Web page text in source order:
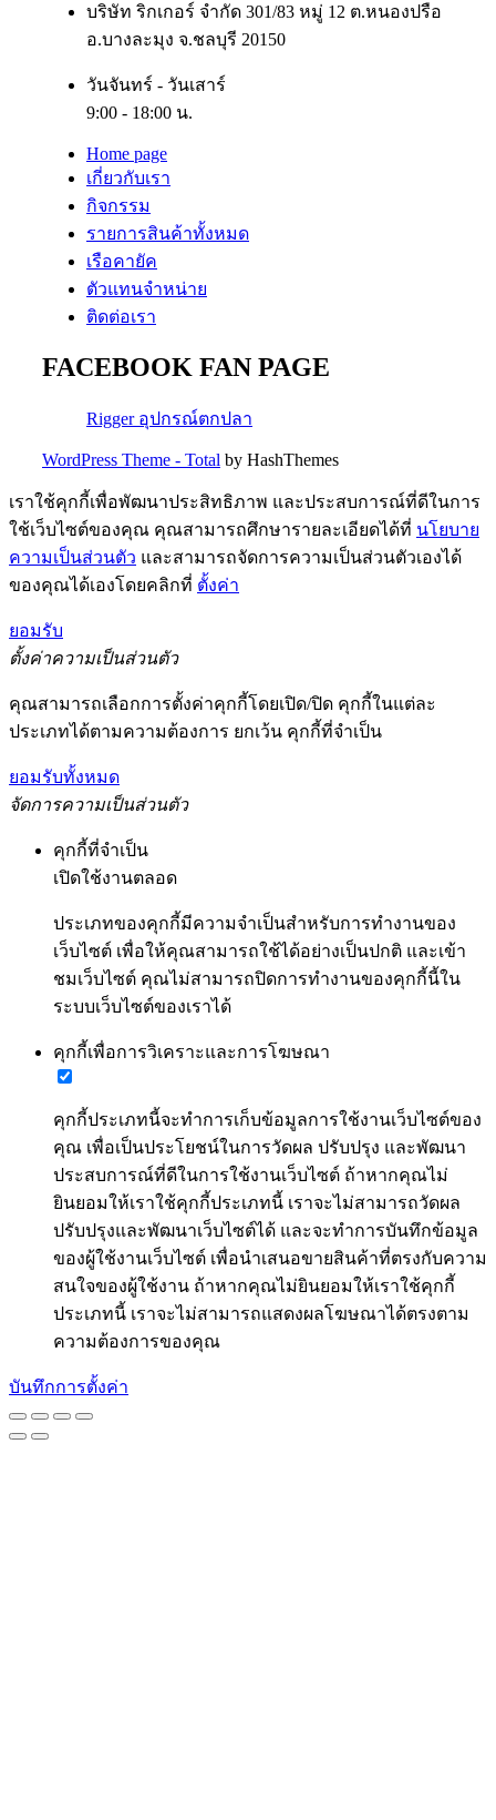
บริษัท ริกเกอร์ จำกัด 301/83 หมู่ 12 ต.หนองปรือ
อ.บางละมุง จ.ชลบุรี 20150
วันจันทร์ - วันเสาร์
9:00 - 18:00 น.
Home page
เกี่ยวกับเรา
กิจกรรม
รายการสินค้าทั้งหมด
เรือคายัค
ตัวแทนจำหน่าย
ติดต่อเรา
FACEBOOK FAN PAGE
Rigger อุปกรณ์ตกปลา
WordPress Theme - Total by HashThemes
เราใช้คุกกี้เพื่อพัฒนาประสิทธิภาพ และประสบการณ์ที่ดีในการ
ใช้เว็บไซต์ของคุณ คุณสามารถศึกษารายละเอียดได้ที่ นโยบาย
ความเป็นส่วนตัว และสามารถจัดการความเป็นส่วนตัวเองได้
ของคุณได้เองโดยคลิกที่ ตั้งค่า
ยอมรับ
ตั้งค่าความเป็นส่วนตัว
คุณสามารถเลือกการตั้งค่าคุกกี้โดยเปิด/ปิด คุกกี้ในแต่ละ
ประเภทได้ตามความต้องการ ยกเว้น คุกกี้ที่จำเป็น
ยอมรับทั้งหมด
จัดการความเป็นส่วนตัว
คุกกี้ที่จำเป็น
เปิดใช้งานตลอด
ประเภทของคุกกี้มีความจำเป็นสำหรับการทำงานของ
เว็บไซต์ เพื่อให้คุณสามารถใช้ได้อย่างเป็นปกติ และเข้า
ชมเว็บไซต์ คุณไม่สามารถปิดการทำงานของคุกกี้นี้ใน
ระบบเว็บไซต์ของเราได้
คุกกี้เพื่อการวิเคราะและการโฆษณา
คุกกี้ประเภทนี้จะทำการเก็บข้อมูลการใช้งานเว็บไซต์ของ
คุณ เพื่อเป็นประโยชน์ในการวัดผล ปรับปรุง และพัฒนา
ประสบการณ์ที่ดีในการใช้งานเว็บไซต์ ถ้าหากคุณไม่
ยินยอมให้เราใช้คุกกี้ประเภทนี้ เราจะไม่สามารถวัดผล
ปรับปรุงและพัฒนาเว็บไซต์ได้ และจะทำการบันทึกข้อมูล
ของผู้ใช้งานเว็บไซต์ เพื่อนำเสนอขายสินค้าที่ตรงกับความ
สนใจของผู้ใช้งาน ถ้าหากคุณไม่ยินยอมให้เราใช้คุกกี้
ประเภทนี้ เราจะไม่สามารถแสดงผลโฆษณาได้ตรงตาม
ความต้องการของคุณ
บันทึกการตั้งค่า